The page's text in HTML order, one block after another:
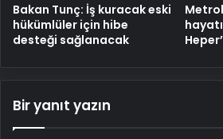
Bakan Tunç: İş kuracak eski
hükümlüler için hibe
desteği sağlanacak
Bir yanıt yazın